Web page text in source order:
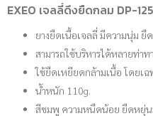
฿350.00.
฿175.00.
EXEO เจลลี่ดึงยืดกลม DP-
ยางยืดเนื้อเจลลี่ มีความนุ่ม ยื
สามารถใช้บริหารได้หลายท่าท
ใช้ยืดเหยียดกล้ามเนื้อ โดยเ
น้ำหนัก 110g.
สีชมพู ความหนืดน้อย ยืดหยุ่น